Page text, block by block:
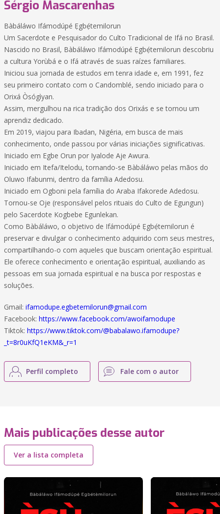
Sérgio Mascarenhas
Bàbáláwo Ifámodúpé Ẹgbẹ́temilorun
Um Sacerdote e Pesquisador do Culto Tradicional de Ifá no Brasil.
Nascido no Brasil, Bàbáláwo Ifámodúpé Ẹgbẹ́temilorun descobriu
a cultura Yorùbá e o Ifá através de suas raízes familiares.
Iniciou sua jornada de estudos em tenra idade e, em 1991, fez
seu primeiro contato com o Candomblé, sendo iniciado para o
Orixá Òsógìyan.
Assim, mergulhou na rica tradição dos Orixás e se tornou um
aprendiz dedicado.
Em 2019, viajou para Ibadan, Nigéria, em busca de mais
conhecimento, onde passou por várias iniciações significativas.
Iniciado em Egbe Orun por Iyalode Aje Awura.
Iniciado em Itefa/Itelodu, tornando-se Bàbáláwo pelas mãos do
Oluwo Ifabunmi, dentro da família Adedosu.
Iniciado em Ogboni pela família do Araba Ifakorede Adedosu.
Tornou-se Oje (responsável pelos rituais do Culto de Egungun)
pelo Sacerdote Kogbebe Egunlekan.
Como Bàbáláwo, o objetivo de Ifámodúpé Ẹgbẹ́temilorun é
preservar e divulgar o conhecimento adquirido com seus mestres,
compartilhando-o com aqueles que buscam orientação espiritual.
Ele oferece conhecimento e orientação espiritual, auxiliando as
pessoas em sua jornada espiritual e na busca por respostas e
soluções.
Gmail: ifamodupe.egbetemilorun@gmail.com
Facebook: https://www.facebook.com/awoifamodupe
Tiktok: https://www.tiktok.com/@babalawo.ifamodupe?
_t=8r0uKfQ1eKM&_r=1
Perfil completo Fale com o autor
Mais publicações desse autor
Ver a lista completa